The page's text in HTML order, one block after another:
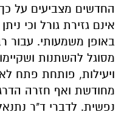
החדשים מצביעים על
אינם גזירת גורל וכי
באופן משמעותי. עבור
מסוגל להשתנות
ויעילות, פותחת פתח
מחודשת ואף חזרה
נפשית. לדברי ד"ר